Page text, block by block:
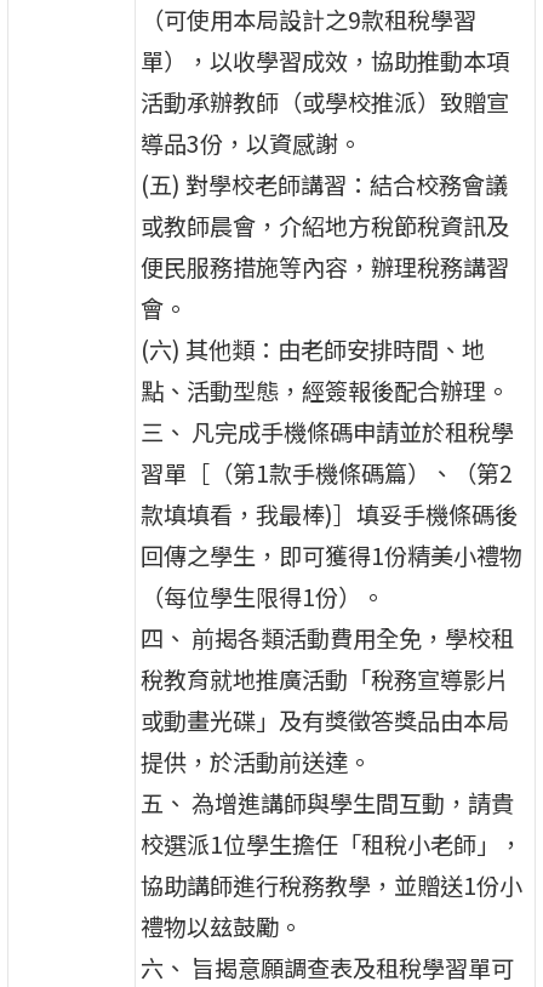
（可使用本局設計之9款租稅學習
單），以收學習成效，協助推動本項
活動承辦教師（或學校推派）致贈宣
導品3份，以資感謝。
(五) 對學校老師講習：結合校務會議
或教師晨會，介紹地方稅節稅資訊及
便民服務措施等內容，辦理稅務講習
會。
(六) 其他類：由老師安排時間、地
點、活動型態，經簽報後配合辦理。
三、 凡完成手機條碼申請並於租稅學
習單［（第1款手機條碼篇）、（第2
款填填看，我最棒)］填妥手機條碼後
回傳之學生，即可獲得1份精美小禮物
（每位學生限得1份）。
四、 前揭各類活動費用全免，學校租
稅教育就地推廣活動「稅務宣導影片
或動畫光碟」及有獎徵答獎品由本局
提供，於活動前送達。
五、 為增進講師與學生間互動，請貴
校選派1位學生擔任「租稅小老師」，
協助講師進行稅務教學，並贈送1份小
禮物以玆鼓勵。
六、 旨揭意願調查表及租稅學習單可